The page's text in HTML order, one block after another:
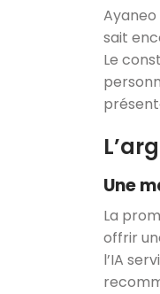
Ayaneo
sait
Le
Une
La
offrir
l’IA